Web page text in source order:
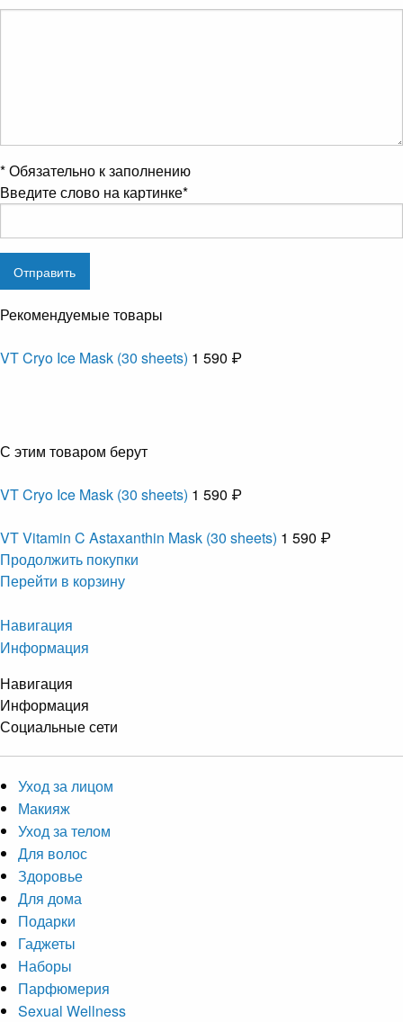
*Обязательно к заполнению
Введите слово на картинке*
Рекомендуемые товары
VT Cryo Ice Mask (30 sheets) 1 590 ₽
С этим товаром берут
VT Cryo Ice Mask (30 sheets) 1 590 ₽
VT Vitamin C Astaxanthin Mask (30 sheets) 1 590 ₽
Продолжить покупки
Перейти в корзину
Навигация
Информация
Навигация
Информация
Социальные сети
Уход за лицом
Макияж
Уход за телом
Для волос
Здоровье
Для дома
Подарки
Гаджеты
Наборы
Парфюмерия
Sexual Wellness